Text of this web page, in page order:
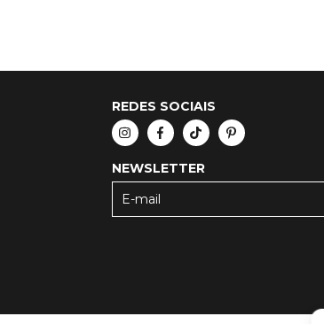
REDES SOCIAIS
NEWSLETTER